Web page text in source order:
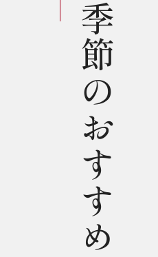
季節のおすすめ